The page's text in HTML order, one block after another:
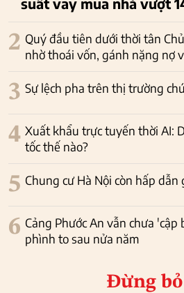
2 Quý đầu tiên dưới thời tân
nhờ thoái vốn, gánh nặng nợ
3 Sự lệch pha trên thị trường
4 Xuất khẩu trực tuyến thời AI:
tốc thế nào?
5 Chung cư Hà Nội còn hấp dẫn
6 Cảng Phước An vẫn chưa
phình to sau nửa năm
Đừng